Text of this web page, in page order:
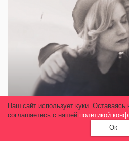
Вышел трейлер фильма
Вуд. В нем актриса
Наш сайт использует куки.
соглашаетесь с нашей политикой
Ок